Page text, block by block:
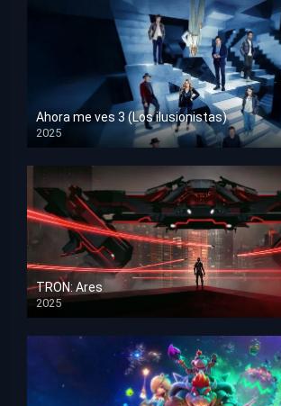
Ahora me ves 3 (Los ilusionistas)
2025
HD 1080p
TRON: Ares
2025
HD 1080p